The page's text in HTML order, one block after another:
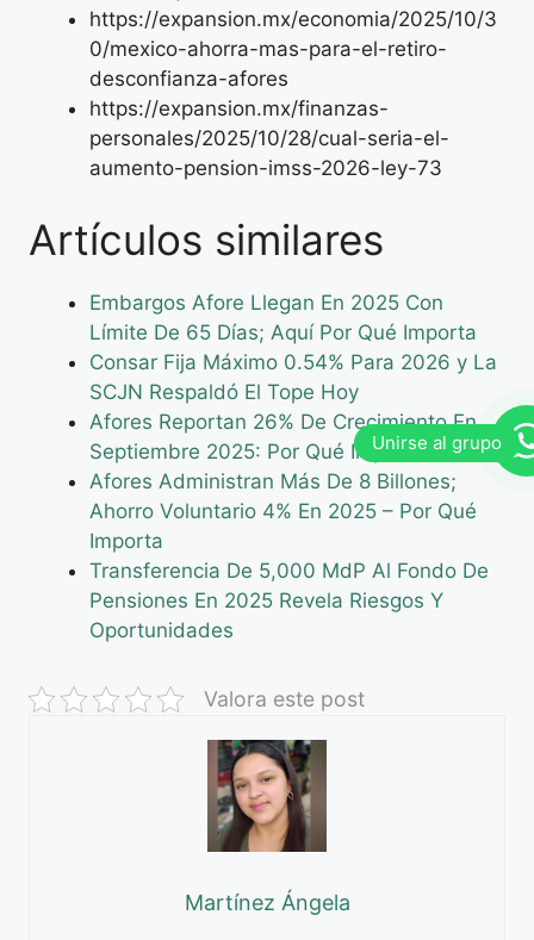
https://expansion.mx/economia/2025/10/3
0/mexico-ahorra-mas-para-el-retiro-
desconfianza-afores
https://expansion.mx/finanzas-
personales/2025/10/28/cual-seria-el-
aumento-pension-imss-2026-ley-73
Artículos similares
Embargos Afore Llegan En 2025 Con
Límite De 65 Días; Aquí Por Qué Importa
Consar Fija Máximo 0.54% Para 2026 y La
SCJN Respaldó El Tope Hoy
Afores Reportan 26% De Crecimiento En
Septiembre 2025: Por Qué Importa Ahora
Afores Administran Más De 8 Billones;
Ahorro Voluntario 4% En 2025 – Por Qué
Importa
Transferencia De 5,000 MdP Al Fondo De
Pensiones En 2025 Revela Riesgos Y
Oportunidades
Valora este post
Martínez Ángela